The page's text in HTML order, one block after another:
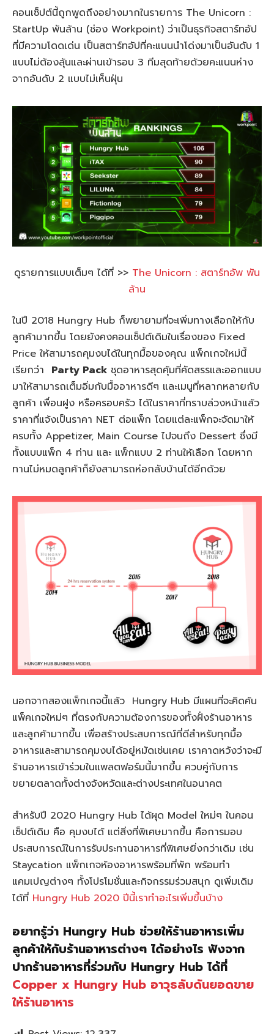
คอนเซ็ปต์นี้ถูกพูดถึงอย่างมากในรายการ The Unicorn :
StartUp พันล้าน (ช่อง Workpoint) ว่าเป็นธุรกิจสตาร์ทอัป
ที่มีความโดดเด่น เป็นสตาร์ทอัปที่คะแนนนำโด่งมาเป็นอันดับ 1
แบบไม่ต้องลุ้นและผ่านเข้ารอบ 3 ทีมสุดท้ายด้วยคะแนนห่าง
จากอันดับ 2 แบบไม่เห็นฝุ่น
ดูรายการแบบเต็มๆ ได้ที่ >> The Unicorn : สตาร์ทอัพ พัน
ล้าน
ในปี 2018 Hungry Hub ก็พยายามที่จะเพิ่มทางเลือกให้กับ
ลูกค้ามากขึ้น โดยยังคงคอนเซ็ปต์เดิมในเรื่องของ Fixed
Price ให้สามารถคุมงบได้ในทุกมื้อของคุณ แพ็กเกจใหม่นี้
เรียกว่า Party Pack ชุดอาหารสุดคุ้มที่คัดสรรและออกแบบ
มาให้สามารถเต็มอิ่มกับมื้ออาหารดีๆ และเมนูที่หลากหลายกับ
ลูกค้า เพื่อนฝูง หรือครอบครัว ได้ในราคาที่ทราบล่วงหน้าแล้ว
ราคาที่แจ้งเป็นราคา NET ต่อแพ็ก โดยแต่ละแพ็กจะจัดมาให้
ครบทั้ง Appetizer, Main Course ไปจนถึง Dessert ซึ่งมี
ทั้งแบบแพ็ก 4 ท่าน และ แพ็กแบบ 2 ท่านให้เลือก โดยหาก
ทานไม่หมดลูกค้าก็ยังสามารถห่อกลับบ้านได้อีกด้วย
นอกจากสองแพ็กเกจนี้แล้ว Hungry Hub มีแผนที่จะคิดค้น
แพ็คเกจใหม่ๆ ที่ตรงกับความต้องการของทั้งฝั่งร้านอาหาร
และลูกค้ามากขึ้น เพื่อสร้างประสบการณ์ที่ดีสำหรับทุกมื้อ
อาหารและสามารถคุมงบได้อยู่หมัดเช่นเคย เราคาดหวังว่าจะมี
ร้านอาหารเข้าร่วมในแพลตฟอร์มนี้มากขึ้น ควบคู่กับการ
ขยายตลาดทั้งต่างจังหวัดและต่างประเทศในอนาคต
สำหรับปี 2020 Hungry Hub ได้ผุด Model ใหม่ๆ ในคอน
เซ็ปต์เดิม คือ คุมงบได้ แต่สิ่งที่พิเศษมากขึ้น คือการมอบ
ประสบการณ์ในการรับประทานอาหารที่พิเศษยิ่งกว่าเดิม เช่น
Staycation แพ็กเกจห้องอาหารพร้อมที่พัก พร้อมทำ
แคมเปญต่างๆ ทั้งโปรโมชั่นและกิจกรรมร่วมสนุก ดูเพิ่มเดิม
ได้ที่ Hungry Hub 2020 ปีนี้เราทำอะไรเพิ่มขึ้นบ้าง
อยากรู้ว่า Hungry Hub ช่วยให้ร้านอาหารเพิ่ม
ลูกค้าให้กับร้านอาหารต่างๆ ได้อย่างไร ฟังจาก
ปากร้านอาหารที่ร่วมกับ Hungry Hub ได้ที่
Copper x Hungry Hub อาวุธลับดันยอดขาย
ให้ร้านอาหาร